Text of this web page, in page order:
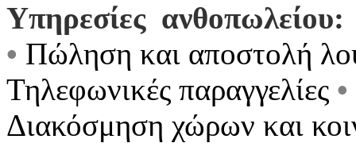
Υπηρεσίες ανθοπωλείου:
• Πώληση και αποστολή
Τηλεφωνικές παραγγελίες •
Διακόσμηση χώρων και